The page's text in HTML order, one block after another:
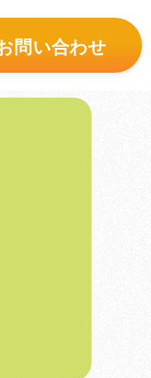
問い合わせ